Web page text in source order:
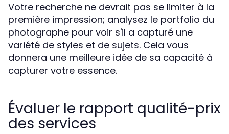
Votre recherche ne devrait pas se limiter à la
première impression; analysez le portfolio du
photographe pour voir s'il a capturé une
variété de styles et de sujets. Cela vous
donnera une meilleure idée de sa capacité à
capturer votre essence.
Évaluer le rapport qualité-prix
des services